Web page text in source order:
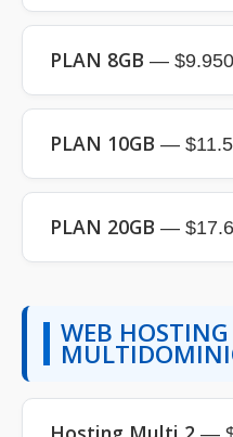
PLAN 8GB — $9.950
PLAN 10GB —
PLAN 20GB —
WEB HOSTING